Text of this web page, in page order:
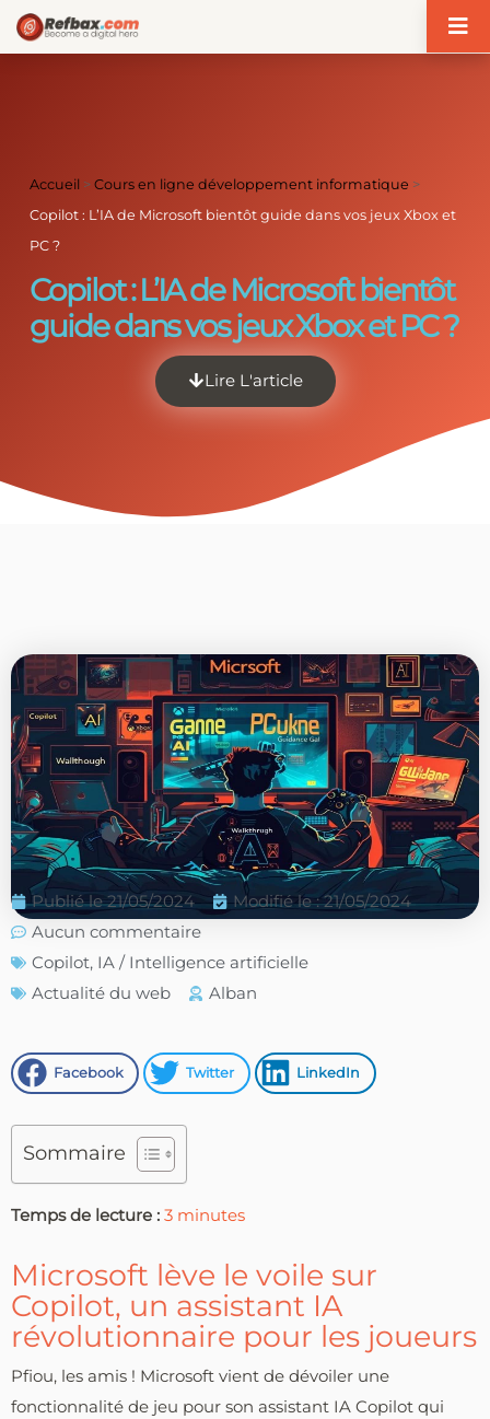
Accueil >Cours en ligne développement informatique >
Copilot : L’IA de Microsoft bientôt guide dans vos jeux Xbox et
PC ?
Copilot : L’IA de Microsoft bientôt
guide dans vos jeux Xbox et PC ?
Lire L'article
Publié le 21/05/2024
Modifié le : 21/05/2024
Aucun commentaire
Copilot, IA / Intelligence artificielle
Actualité du web
Alban
Facebook Twitter LinkedIn
Sommaire
Temps de lecture : 3 minutes
Microsoft lève le voile sur
Copilot, un assistant IA
révolutionnaire pour les joueurs
Pfiou, les amis ! Microsoft vient de dévoiler une
fonctionnalité de jeu pour son assistant IA Copilot qui
Panneau de gestion des cookies